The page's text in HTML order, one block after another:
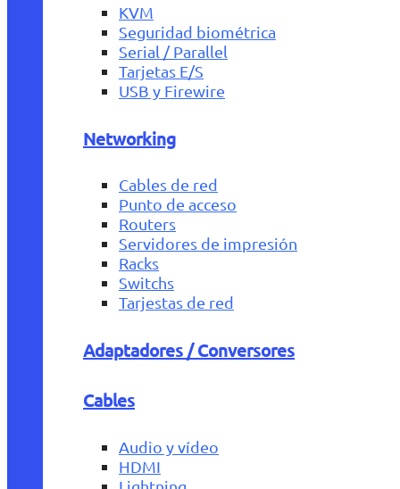
KVM
Seguridad biométrica
Serial / Parallel
Tarjetas E/S
USB y Firewire
Networking
Cables de red
Punto de acceso
Routers
Servidores de impresión
Racks
Switchs
Tarjestas de red
Adaptadores / Conversores
Cables
Audio y vídeo
HDMI